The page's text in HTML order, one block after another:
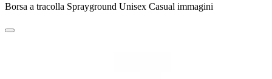
Borsa a tracolla Sprayground Unisex Casual immagini